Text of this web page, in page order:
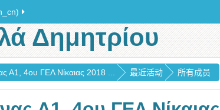
Δημητρίου
Α1, 4ου ΓΕΛ Νίκαιας 2018 ... 最近活动 所有成员